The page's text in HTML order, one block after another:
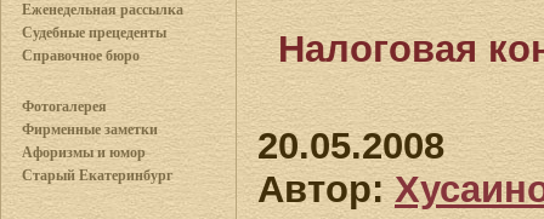
Еженедельная рассылка
Судебные прецеденты
Справочное бюро
Фотогалерея
Фирменные заметки
Афоризмы и юмор
Старый Екатеринбург
Налоговая
20.05.2008
Автор: